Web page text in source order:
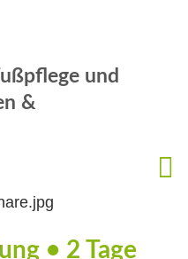
und
&
• 2 Tage